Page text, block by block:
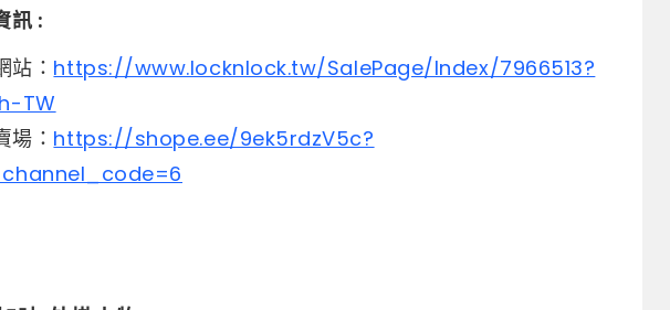
訊 :
站： https://www.locknlock.tw/SalePage/Index/7966513?
TW
場： https://shope.ee/9ek5rdzV5c?